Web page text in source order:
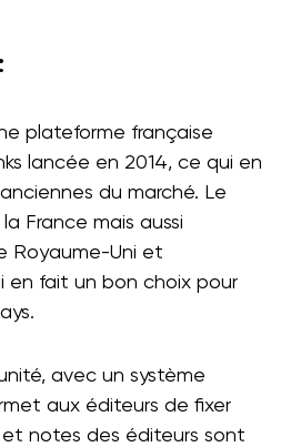
plateforme française
lancée en 2014, ce qui en
du marché. Le
France mais aussi
Royaume-Uni et
en fait un bon choix pour
avec un système
aux éditeurs de fixer
et notes des éditeurs sont